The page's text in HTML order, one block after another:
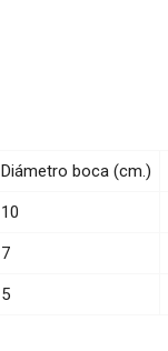
Diámetro boca (cm.)
10
7
5